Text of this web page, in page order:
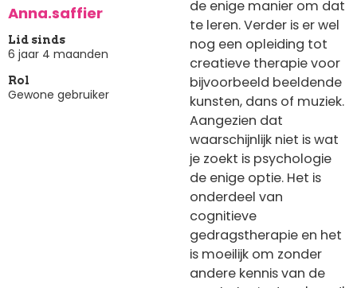
Anna.saffier
Lid sinds
6 jaar 4 maanden
Rol
Gewone gebruiker
de enige manier om dat
te leren. Verder is er wel
nog een opleiding tot
creatieve therapie voor
bijvoorbeeld beeldende
kunsten, dans of muziek.
Aangezien dat
waarschijnlijk niet is wat
je zoekt is psychologie
de enige optie. Het is
onderdeel van
cognitieve
gedragstherapie en het
is moeilijk om zonder
andere kennis van de